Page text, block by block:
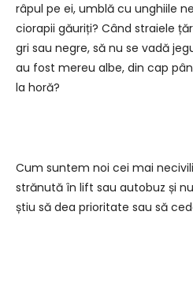
râpul pe ei, umblă cu unghiile
ciorapii găuriți? Când straiele
gri sau negre, să nu se vadă
au fost mereu albe, din cap
la horă?
Cum suntem noi cei mai
strănută în lift sau autobuz și
știu să dea prioritate sau să